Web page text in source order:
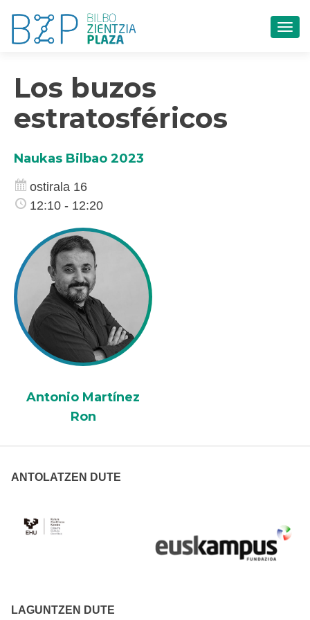
Los buzos
estratosféricos
Naukas Bilbao 2023
ostirala 16
12:10 - 12:20
Antonio Martínez
Ron
ANTOLATZEN DUTE
LAGUNTZEN DUTE